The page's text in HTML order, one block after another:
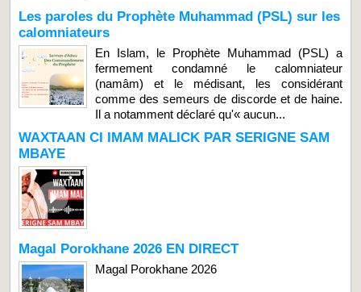
Les paroles du Prophète Muhammad (PSL) sur les
calomniateurs
En Islam, le Prophète Muhammad (PSL) a
fermement condamné le calomniateur
(namâm) et le médisant, les considérant
comme des semeurs de discorde et de haine.
Il a notamment déclaré qu'« aucun...
WAXTAAN CI IMAM MALICK PAR SERIGNE SAM
MBAYE
Magal Porokhane 2026 EN DIRECT
Magal Porokhane 2026